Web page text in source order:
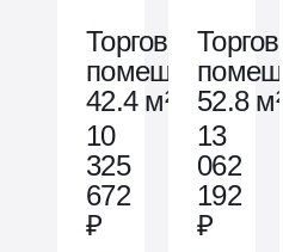
Торговое
помещ.
42.4 м²
10
325
672
₽
помещ.
52.8 м²
13
062
192
₽